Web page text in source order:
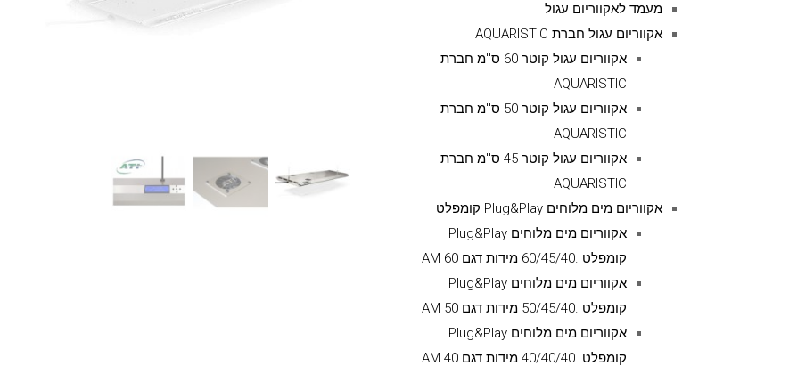
מעמד לאקווריום עגול
אקווריום עגול חברת AQUARISTIC
אקווריום עגול קוטר 60 ס''מ חברת
AQUARISTIC
אקווריום עגול קוטר 50 ס''מ חברת
AQUARISTIC
אקווריום עגול קוטר 45 ס''מ חברת
AQUARISTIC
אקווריום מים מלוחים Plug&Play קומפלט
אקווריום מים מלוחים Plug&Play
קומפלט .60/45/40 מידות דגם AM 60
אקווריום מים מלוחים Plug&Play
קומפלט .50/45/40 מידות דגם AM 50
אקווריום מים מלוחים Plug&Play
קומפלט .40/40/40 מידות דגם AM 40